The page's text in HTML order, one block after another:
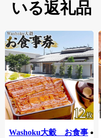
いる返礼品
Washoku大穀 お食事